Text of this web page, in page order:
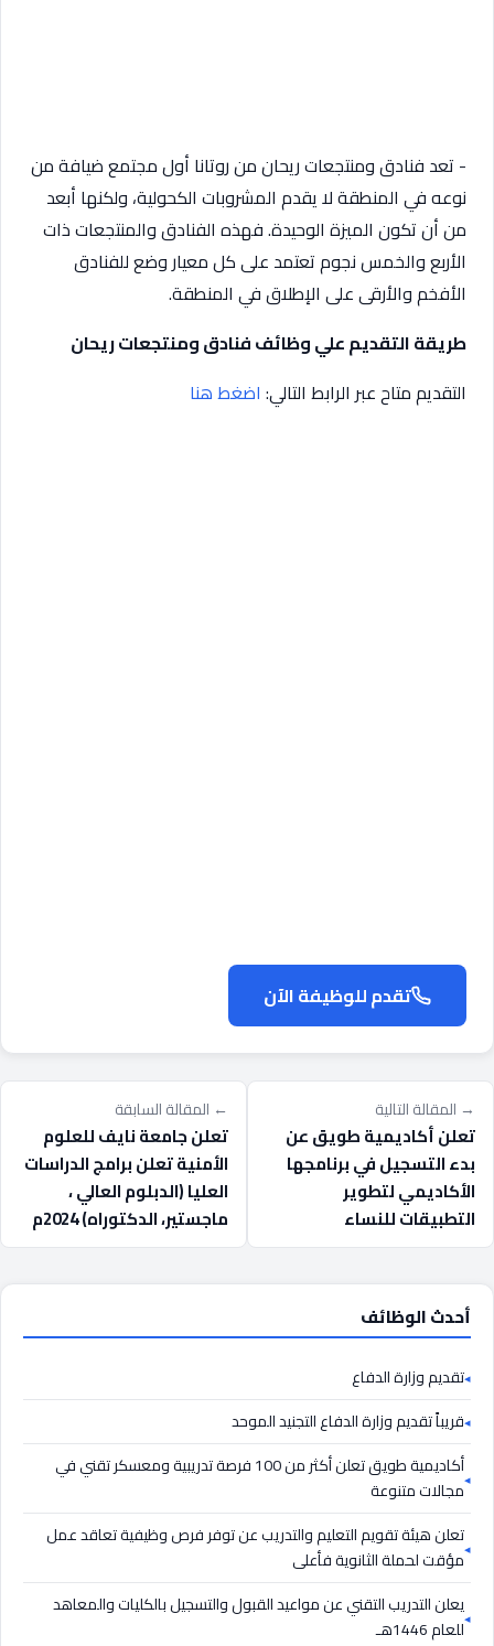
­- تعد فنادق ومنتجعات ريحان من روتانا أول مجتمع ضيافة من
نوعه في المنطقة لا يقدم المشروبات الكحولية، ولكنها أبعد
من أن تكون الميزة الوحيدة. فهذه الفنادق والمنتجعات ذات
الأربع والخمس نجوم تعتمد على كل معيار وضع للفنادق
الأفخم والأرقى على الإطلاق في المنطقة.
طريقة التقديم علي وظائف فنادق ومنتجعات ريحان
التقديم متاح عبر الرابط التالي: اضغط هنا
تقدم للوظيفة الآن
→ المقالة التالية
تعلن أكاديمية طويق عن
بدء التسجيل في برنامجها
الأكاديمي لتطوير
التطبيقات للنساء
← المقالة السابقة
تعلن جامعة نايف للعلوم
الأمنية تعلن برامج الدراسات
العليا (الدبلوم العالي ،
ماجستير، الدكتوراه) 2024م
أحدث الوظائف
تقديم وزارة الدفاع
قريباً تقديم وزارة الدفاع التجنيد الموحد
أكاديمية طويق تعلن أكثر من 100 فرصة تدريبية ومعسكر تقني في
مجالات متنوعة
تعلن هيئة تقويم التعليم والتدريب عن توفر فرص وظيفية تعاقد عمل
مؤقت لحملة الثانوية فأعلى
يعلن التدريب التقني عن مواعيد القبول والتسجيل بالكليات والمعاهد
للعام 1446هـ